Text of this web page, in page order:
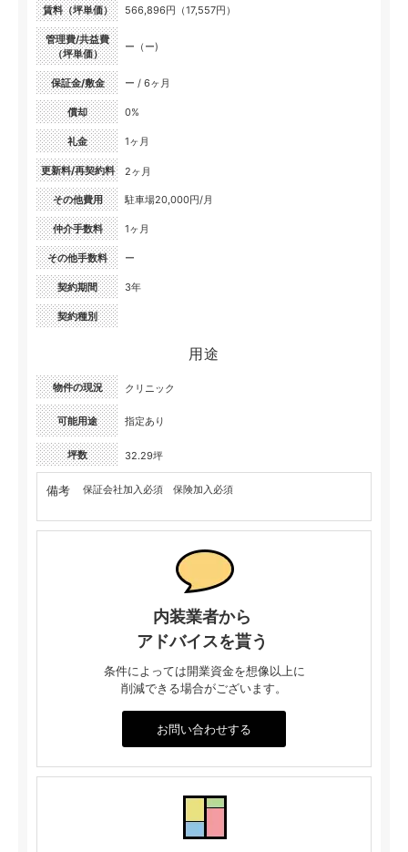
賃料（坪単価） 566,896円（17,557円）
管理費/共益費
（坪単価）
ー（ー)
保証金/敷金 ー / 6ヶ月
償却 0%
礼金 1ヶ月
更新料/再契約料 2ヶ月
その他費用 駐車場20,000円/月
仲介手数料 1ヶ月
その他手数料 ー
契約期間 3年
契約種別
用途
物件の現況 クリニック
可能用途 指定あり
坪数 32.29坪
備考 保証会社加入必須 保険加入必須
内装業者から
アドバイスを貰う
条件によっては開業資金を想像以上に
削減できる場合がございます。
お問い合わせする